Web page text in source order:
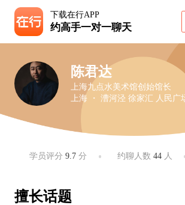
下载在行APP
约高手一对一聊天
陈君达
上海九点水美术馆创始馆长
上海 ・ 漕河泾 徐家汇 人民广
学员评分9.7 分 约聊人数 44人
擅长话题